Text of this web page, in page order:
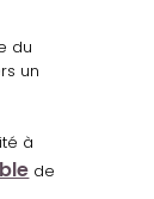
du
un
à
de